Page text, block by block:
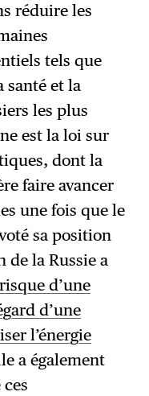
réduire les
tels que
santé et la
les plus
est la loi sur
dont la
faire avancer
une fois que le
sa position
de la Russie a
d’une
d’une
l’énergie
a également